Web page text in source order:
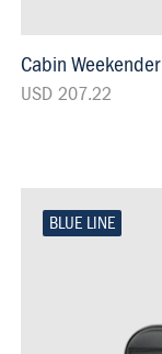
Cabin Weekender
USD 207.22
BLUE LINE